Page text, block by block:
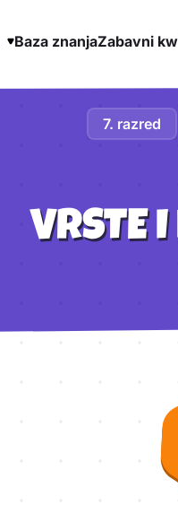
Baza znanjaZabavni
7. razred
VRSTE